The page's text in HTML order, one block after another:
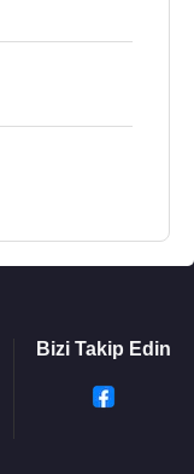
Bizi Takip Edin